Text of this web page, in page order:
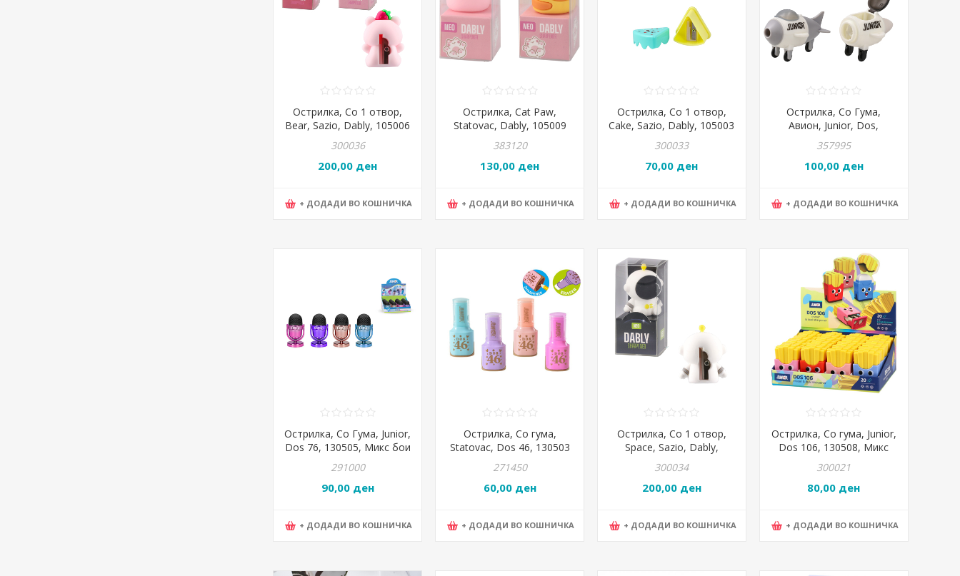
Острилка, Со 1 отвор,
Bear, Sazio, Dably, 105006
300036
200,00 ден
+ ДОДАДИ ВО КОШНИЧКА
Острилка, Cat Paw,
Statovac, Dably, 105009
383120
130,00 ден
+ ДОДАДИ ВО КОШНИЧКА
Острилка, Со 1 отвор,
Cake, Sazio, Dably, 105003
300033
70,00 ден
+ ДОДАДИ ВО КОШНИЧКА
Острилка, Со Гума,
Авион, Junior, Dos,
130511, Микс
357995
100,00 ден
+ ДОДАДИ ВО КОШНИЧКА
Острилка, Со Гума, Junior,
Dos 76, 130505, Микс бои
291000
90,00 ден
+ ДОДАДИ ВО КОШНИЧКА
Острилка, Со гума,
Statovac, Dos 46, 130503
271450
60,00 ден
+ ДОДАДИ ВО КОШНИЧКА
Острилка, Со 1 отвор,
Space, Sazio, Dably,
105004
300034
200,00 ден
+ ДОДАДИ ВО КОШНИЧКА
Острилка, Со гума, Junior,
Dos 106, 130508, Микс
300021
80,00 ден
+ ДОДАДИ ВО КОШНИЧКА